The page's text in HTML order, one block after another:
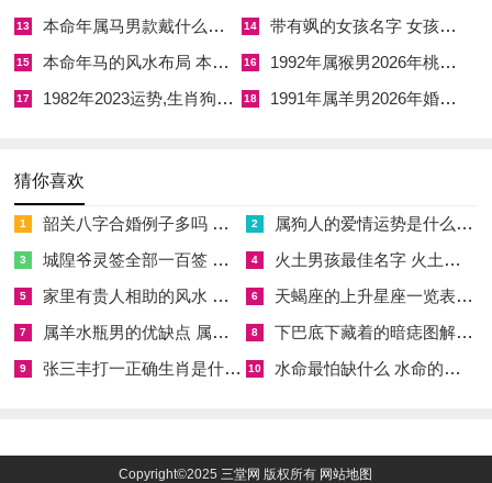
赋直觉，才能真正转化为学业上融会贯通的悟性，在关键大考中
（二）2001年辛巳蛇（25岁）：比肩夺财，破立之间的职场初
刃头之财是步入社会不久的辛巳蛇面临的险峻勾引，生于2001
年的金蛇，当2026年丙火正官流年驾临，对于刚告别校园、正
奋力在职海中寻找航向的这一群体来说是对其专业技能 与社会
适应力的双向摸底。
13 本命年属马男款戴什么财神 本命年属马男士戴什么好一点 14 带有飒的女孩名字 女孩取名字带飒字有什么名字好听
15 本命年马的风水布局 本命年马的佛像怎么摆放 16 1992年属猴男2026年桃花运 1992年属猴男2026年感情运如何
17 1982年2023运势,生肖狗1982年2023运势 18 1991年属羊男2026年婚姻运势 1991年属羊男2026年感情运如何
猜你喜欢
1 韶关八字合婚例子多吗 韶关八字测风水 2 属狗人的爱情运势是什么意思 属狗的人爱情观
3 城隍爷灵签全部一百签 城隍爷灵签解签大全 4 火土男孩最佳名字 火土属性的字男孩名字有哪些
5 家里有贵人相助的风水 家里有贵人是什么意思 6 天蝎座的上升星座一览表 天蝎座的上升星座查询
7 属羊水瓶男的优缺点 属羊水瓶座男生性格爱情观 8 下巴底下藏着的暗痣图解 下巴尖底下有痣代表什么
9 张三丰打一正确生肖是什么意思 张三丰是指什么生肖 10 水命最怕缺什么 水命的人忌什么
Copyright©2025 三堂网 版权所有 网站地图